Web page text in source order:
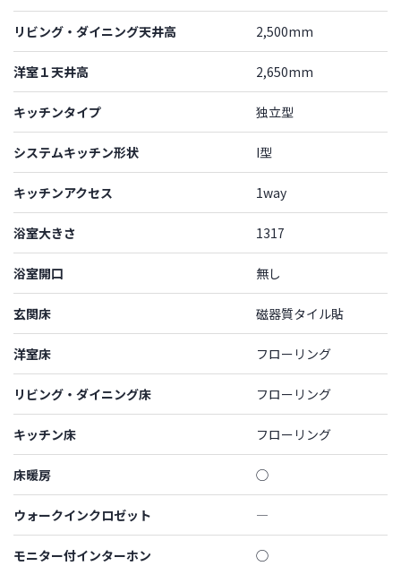
リビング・ダイニング天井高 2,500mm
洋室１天井高 2,650mm
キッチンタイプ 独立型
システムキッチン形状 I型
キッチンアクセス 1way
浴室大きさ 1317
浴室開口 無し
玄関床 磁器質タイル貼
洋室床 フローリング
リビング・ダイニング床 フローリング
キッチン床 フローリング
床暖房 ◯
ウォークインクロゼット ―
モニター付インターホン ◯